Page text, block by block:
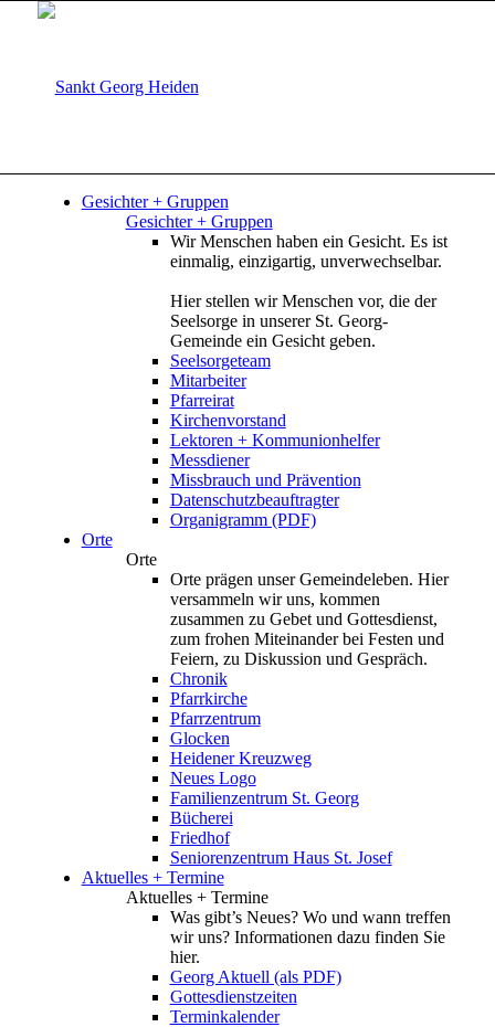
Gesichter + Gruppen
Gesichter + Gruppen
Wir Menschen haben ein Gesicht. Es ist
einmalig, einzigartig, unverwechselbar.
Hier stellen wir Menschen vor, die der
Seelsorge in unserer St. Georg-
Gemeinde ein Gesicht geben.
Seelsorgeteam
Mitarbeiter
Pfarreirat
Kirchenvorstand
Lektoren + Kommunionhelfer
Messdiener
Missbrauch und Prävention
Datenschutzbeauftragter
Organigramm (PDF)
Orte
Orte
Orte prägen unser Gemeindeleben. Hier
versammeln wir uns, kommen
zusammen zu Gebet und Gottesdienst,
zum frohen Miteinander bei Festen und
Feiern, zu Diskussion und Gespräch.
Chronik
Pfarrkirche
Pfarrzentrum
Glocken
Heidener Kreuzweg
Neues Logo
Familienzentrum St. Georg
Bücherei
Friedhof
Seniorenzentrum Haus St. Josef
Aktuelles + Termine
Aktuelles + Termine
Was gibt’s Neues? Wo und wann treffen
wir uns? Informationen dazu finden Sie
hier.
Georg Aktuell (als PDF)
Gottesdienstzeiten
Terminkalender